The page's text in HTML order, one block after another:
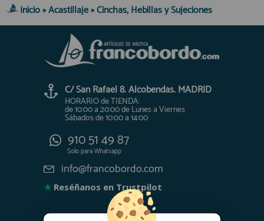
Inicio»Acastillaje»Cinchas, Hebillas y Sujeciones
C/ San Rafael 8. Alcobendas. MADRID
HORARIO de TIENDA:
de 10:00 a 20:00 de Lunes a Viernes
Sábados de 10:00 a 14:00
910 51 49 87
Solo paraWhatsapp
info@francobordo.com
★ Reséñanos en Trustpilot